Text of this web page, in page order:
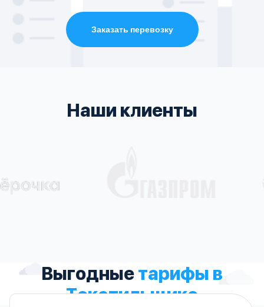
Заказать перевозку
Наши клиенты
Выгодныетарифы в
Текстильщике